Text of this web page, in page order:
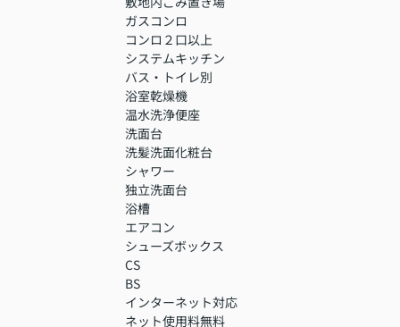
ガスコンロ
コンロ２口以上
システムキッチン
バス・トイレ別
浴室乾燥機
温水洗浄便座
洗面台
洗髪洗面化粧台
シャワー
独立洗面台
浴槽
エアコン
シューズボックス
CS
BS
インターネット対応
ネット使用料無料